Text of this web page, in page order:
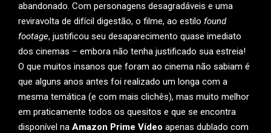
abandonado. Com personagens desagradáveis e uma
reviravolta de difícil digestão, o filme, ao estilo found
footage, justificou seu desaparecimento quase imediato
dos cinemas – embora não tenha justificado sua estreia!
O que muitos insanos que foram ao cinema não sabiam é
que alguns anos antes foi realizado um longa com a
mesma temática (e com mais clichês), mas muito melhor
em praticamente todos os quesitos e que se encontra
disponível na Amazon Prime Vídeo apenas dublado com